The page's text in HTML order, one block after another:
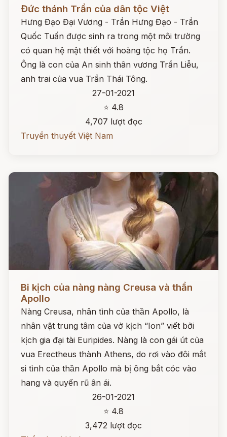
Đức thánh Trần của dân tộc Việt
Hưng Đạo Đại Vương - Trần Hưng Đạo - Trần
Quốc Tuấn được sinh ra trong một môi trường
có quan hệ mật thiết với hoàng tộc họ Trần.
Ông là con của An sinh thân vương Trần Liễu,
anh trai của vua Trần Thái Tông.
27-01-2021
⭐ 4.8
4,707 lượt đọc
Truyền thuyết Việt Nam
Bi kịch của nàng nàng Creusa và thần
Apollo
Nàng Creusa, nhân tình của thần Apollo, là
nhân vật trung tâm của vở kịch “Ion” viết bởi
kịch gia đại tài Euripides. Nàng là con gái út của
vua Erectheus thành Athens, do rơi vào đôi mắt
si tình của thần Apollo mà bị ông bắt cóc vào
hang và quyến rũ ân ái.
26-01-2021
⭐ 4.8
3,472 lượt đọc